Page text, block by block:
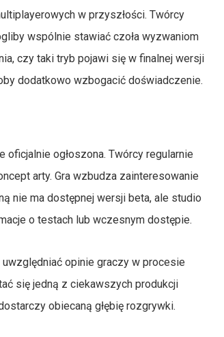
w przyszłości. Twórcy
wspólnie stawiać czoła wyzwaniom
czy taki tryb pojawi się w finalnej wersji
dodatkowo wzbogacić doświadczenie.
oficjalnie ogłoszona. Twórcy regularnie
arty. Gra wzbudza zainteresowanie
nie ma dostępnej wersji beta, ale studio
o testach lub wczesnym dostępie.
opinie graczy w procesie
się jedną z ciekawszych produkcji
obiecaną głębię rozgrywki.